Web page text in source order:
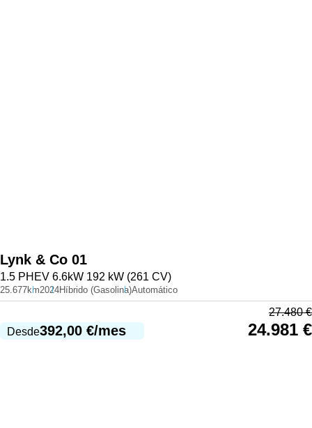
Lynk & Co 01
1.5 PHEV 6.6kW 192 kW (261 CV)
25.677km2024Híbrido (Gasolina)Automático
Desde392,00 €/mes
27.480€
24.981 €